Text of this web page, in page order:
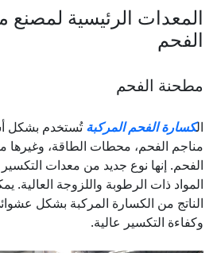
المعدات الرئيسية لمصنع
الفحم
مطحنة الفحم
الكسارة الفحم المركبةتُستخدم بشكل
مناجم الفحم، محطات الطاقة، وغيرها
الفحم. إنها نوع جديد من معدات
المواد ذات الرطوبة واللزوجة
الناتج من الكسارة المركبة بشكل
وكفاءة التكسير عالية.